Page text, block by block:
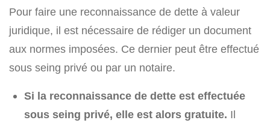
Pour faire une reconnaissance de dette à valeur
juridique, il est nécessaire de rédiger un document
aux normes imposées. Ce dernier peut être effectué
sous seing privé ou par un notaire.
Si la reconnaissance de dette est effectuée
sous seing privé, elle est alors gratuite. Il